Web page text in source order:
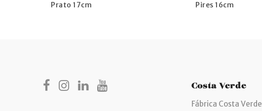
Prato 17cm Pires 16cm
Costa Verde
Fábrica Costa Verde